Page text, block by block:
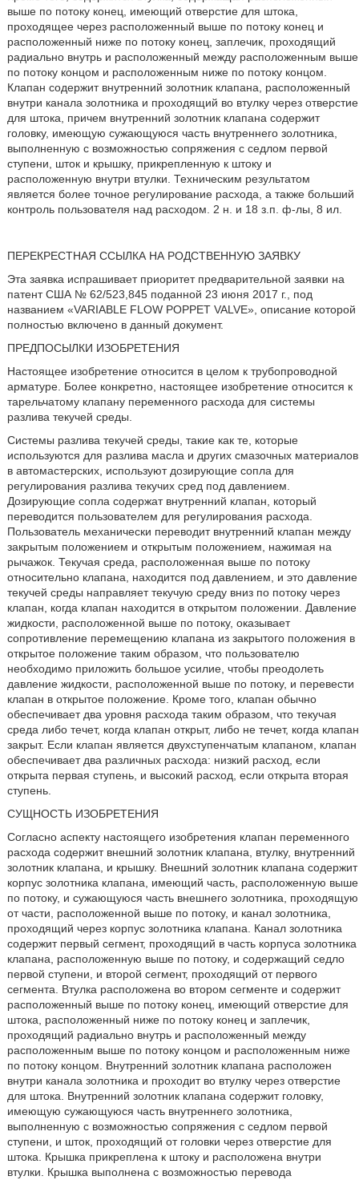
выше по потоку конец, имеющий отверстие для штока,
проходящее через расположенный выше по потоку конец и
расположенный ниже по потоку конец, заплечик, проходящий
радиально внутрь и расположенный между расположенным выше
по потоку концом и расположенным ниже по потоку концом.
Клапан содержит внутренний золотник клапана, расположенный
внутри канала золотника и проходящий во втулку через отверстие
для штока, причем внутренний золотник клапана содержит
головку, имеющую сужающуюся часть внутреннего золотника,
выполненную с возможностью сопряжения с седлом первой
ступени, шток и крышку, прикрепленную к штоку и
расположенную внутри втулки. Техническим результатом
является более точное регулирование расхода, а также больший
контроль пользователя над расходом. 2 н. и 18 з.п. ф-лы, 8 ил.
ПЕРЕКРЕСТНАЯ ССЫЛКА НА РОДСТВЕННУЮ ЗАЯВКУ
Эта заявка испрашивает приоритет предварительной заявки на
патент США № 62/523,845 поданной 23 июня 2017 г., под
названием «VARIABLE FLOW POPPET VALVE», описание которой
полностью включено в данный документ.
ПРЕДПОСЫЛКИ ИЗОБРЕТЕНИЯ
Настоящее изобретение относится в целом к трубопроводной
арматуре. Более конкретно, настоящее изобретение относится к
тарельчатому клапану переменного расхода для системы
разлива текучей среды.
Системы разлива текучей среды, такие как те, которые
используются для разлива масла и других смазочных материалов
в автомастерских, используют дозирующие сопла для
регулирования разлива текучих сред под давлением.
Дозирующие сопла содержат внутренний клапан, который
переводится пользователем для регулирования расхода.
Пользователь механически переводит внутренний клапан между
закрытым положением и открытым положением, нажимая на
рычажок. Текучая среда, расположенная выше по потоку
относительно клапана, находится под давлением, и это давление
текучей среды направляет текучую среду вниз по потоку через
клапан, когда клапан находится в открытом положении. Давление
жидкости, расположенной выше по потоку, оказывает
сопротивление перемещению клапана из закрытого положения в
открытое положение таким образом, что пользователю
необходимо приложить большое усилие, чтобы преодолеть
давление жидкости, расположенной выше по потоку, и перевести
клапан в открытое положение. Кроме того, клапан обычно
обеспечивает два уровня расхода таким образом, что текучая
среда либо течет, когда клапан открыт, либо не течет, когда клапан
закрыт. Если клапан является двухступенчатым клапаном, клапан
обеспечивает два различных расхода: низкий расход, если
открыта первая ступень, и высокий расход, если открыта вторая
ступень.
СУЩНОСТЬ ИЗОБРЕТЕНИЯ
Согласно аспекту настоящего изобретения клапан переменного
расхода содержит внешний золотник клапана, втулку, внутренний
золотник клапана, и крышку. Внешний золотник клапана содержит
корпус золотника клапана, имеющий часть, расположенную выше
по потоку, и сужающуюся часть внешнего золотника, проходящую
от части, расположенной выше по потоку, и канал золотника,
проходящий через корпус золотника клапана. Канал золотника
содержит первый сегмент, проходящий в часть корпуса золотника
клапана, расположенную выше по потоку, и содержащий седло
первой ступени, и второй сегмент, проходящий от первого
сегмента. Втулка расположена во втором сегменте и содержит
расположенный выше по потоку конец, имеющий отверстие для
штока, расположенный ниже по потоку конец и заплечик,
проходящий радиально внутрь и расположенный между
расположенным выше по потоку концом и расположенным ниже
по потоку концом. Внутренний золотник клапана расположен
внутри канала золотника и проходит во втулку через отверстие
для штока. Внутренний золотник клапана содержит головку,
имеющую сужающуюся часть внутреннего золотника,
выполненную с возможностью сопряжения с седлом первой
ступени, и шток, проходящий от головки через отверстие для
штока. Крышка прикреплена к штоку и расположена внутри
втулки. Крышка выполнена с возможностью перевода